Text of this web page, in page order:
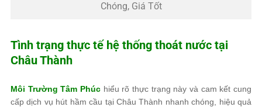
Chóng, Giá Tốt
Tình trạng thực tế hệ thống thoát nước tại
Châu Thành
Môi Trường Tâm Phúc hiểu rõ thực trạng này và cam kết cung
cấp dịch vụ hút hầm cầu tại Châu Thành nhanh chóng, hiệu quả